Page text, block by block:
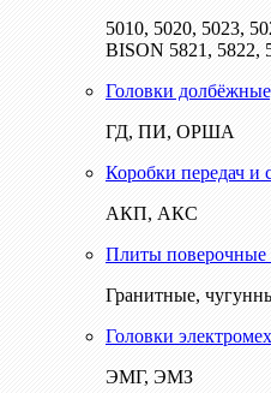
5010, 5020, 5023,
BISON 5821, 5822,
Головки
ГД, ПИ, ОРША
Коробки передач и
АКП, АКС
Плиты поверочные
Гранитные,
Головки
ЭМГ, ЭМЗ